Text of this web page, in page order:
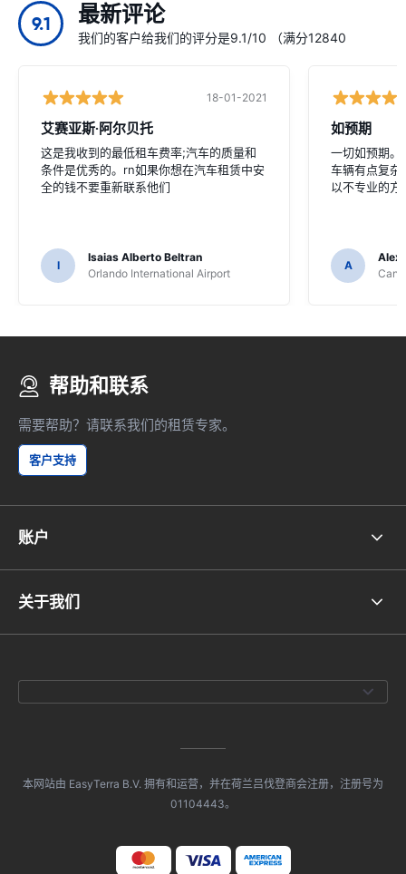
9.1 最新评论
我们的客户给我们的评分是9.1/10 （满分12840
18-01-2021
艾赛亚斯·阿尔贝托
这是我收到的最低租车费率;汽车的质量和
条件是优秀的。rn如果你想在汽车租赁中安
全的钱不要重新联系他们
I
Isaias Alberto Beltran
Orlando International Airport
如预期
一切如预期
车辆有点复杂
以不专业的方
A
Alex
帮助和联系
需要帮助？请联系我们的租赁专家。
客户支持
账户
关于我们
本网站由 EasyTerra B.V. 拥有和运营，并在荷兰吕伐登商会注册，注册号为
01104443。